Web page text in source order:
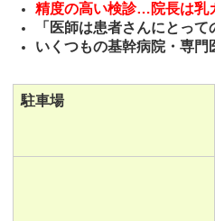
精度の高い検診…院長は乳
「医師は患者さんにとっ
いくつもの基幹病院・専
駐車場